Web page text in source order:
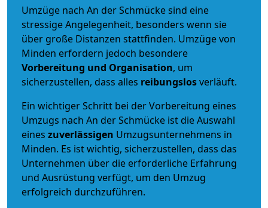
Umzüge nach An der Schmücke sind eine
stressige Angelegenheit, besonders wenn sie
über große Distanzen stattfinden. Umzüge von
Minden erfordern jedoch besondere
Vorbereitung und Organisation, um
sicherzustellen, dass alles reibungslosverläuft.
Ein wichtiger Schritt bei der Vorbereitung eines
Umzugs nach An der Schmücke ist die Auswahl
eines zuverlässigen Umzugsunternehmens in
Minden. Es ist wichtig, sicherzustellen, dass das
Unternehmen über die erforderliche Erfahrung
und Ausrüstung verfügt, um den Umzug
erfolgreich durchzuführen.